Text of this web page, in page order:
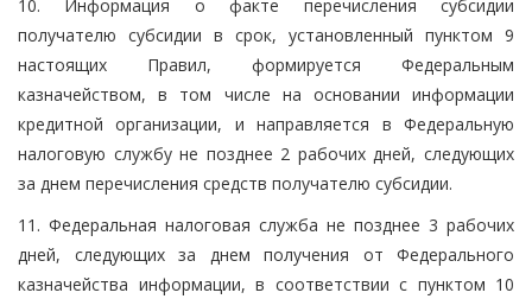
10. Информация о факте перечисления субсидии
получателю субсидии в срок, установленный пунктом 9
настоящих Правил, формируется Федеральным
казначейством, в том числе на основании информации
кредитной организации, и направляется в Федеральную
налоговую службу не позднее 2 рабочих дней, следующих
за днем перечисления средств получателю субсидии.
11. Федеральная налоговая служба не позднее 3 рабочих
дней, следующих за днем получения от Федерального
казначейства информации, в соответствии с пунктом 10